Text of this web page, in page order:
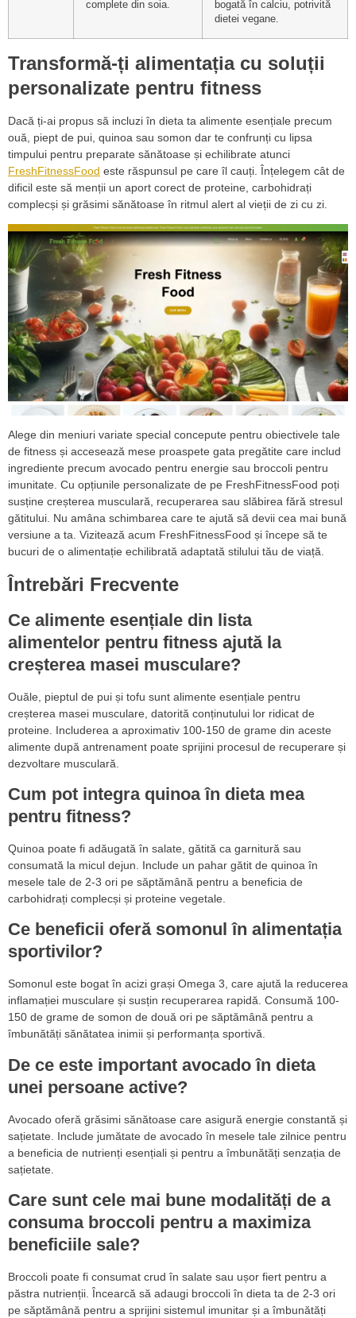
complete din soia.
bogată în calciu, potrivită
dietei vegane.
Transformă-ți alimentația cu soluții
personalizate pentru fitness
Dacă ți-ai propus să incluzi în dieta ta alimente esențiale precum
ouă, piept de pui, quinoa sau somon dar te confrunți cu lipsa
timpului pentru preparate sănătoase și echilibrate atunci
FreshFitnessFood este răspunsul pe care îl cauți. Înțelegem cât de
dificil este să menții un aport corect de proteine, carbohidrați
complecși și grăsimi sănătoase în ritmul alert al vieții de zi cu zi.
Alege din meniuri variate special concepute pentru obiectivele tale
de fitness și accesează mese proaspete gata pregătite care includ
ingrediente precum avocado pentru energie sau broccoli pentru
imunitate. Cu opțiunile personalizate de pe FreshFitnessFood poți
susține creșterea musculară, recuperarea sau slăbirea fără stresul
gătitului. Nu amâna schimbarea care te ajută să devii cea mai bună
versiune a ta. Vizitează acum FreshFitnessFood și începe să te
bucuri de o alimentație echilibrată adaptată stilului tău de viață.
Întrebări Frecvente
Ce alimente esențiale din lista
alimentelor pentru fitness ajută la
creșterea masei musculare?
Ouăle, pieptul de pui și tofu sunt alimente esențiale pentru
creșterea masei musculare, datorită conținutului lor ridicat de
proteine. Includerea a aproximativ 100-150 de grame din aceste
alimente după antrenament poate sprijini procesul de recuperare și
dezvoltare musculară.
Cum pot integra quinoa în dieta mea
pentru fitness?
Quinoa poate fi adăugată în salate, gătită ca garnitură sau
consumată la micul dejun. Include un pahar gătit de quinoa în
mesele tale de 2-3 ori pe săptămână pentru a beneficia de
carbohidrați complecși și proteine vegetale.
Ce beneficii oferă somonul în alimentația
sportivilor?
Somonul este bogat în acizi grași Omega 3, care ajută la reducerea
inflamației musculare și susțin recuperarea rapidă. Consumă 100-
150 de grame de somon de două ori pe săptămână pentru a
îmbunătăți sănătatea inimii și performanța sportivă.
De ce este important avocado în dieta
unei persoane active?
Avocado oferă grăsimi sănătoase care asigură energie constantă și
sațietate. Include jumătate de avocado în mesele tale zilnice pentru
a beneficia de nutrienți esențiali și pentru a îmbunătăți senzația de
sațietate.
Care sunt cele mai bune modalități de a
consuma broccoli pentru a maximiza
beneficiile sale?
Broccoli poate fi consumat crud în salate sau ușor fiert pentru a
păstra nutrienții. Încearcă să adaugi broccoli în dieta ta de 2-3 ori
pe săptămână pentru a sprijini sistemul imunitar și a îmbunătăți